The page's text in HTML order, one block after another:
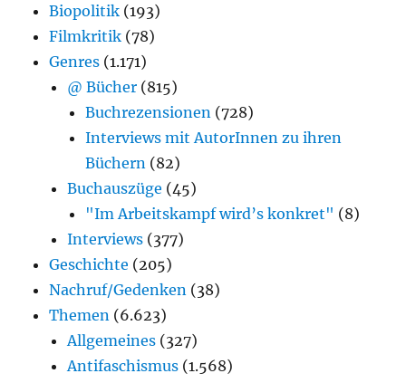
Biopolitik (193)
Filmkritik (78)
Genres (1.171)
@ Bücher (815)
Buchrezensionen (728)
Interviews mit AutorInnen zu ihren
Büchern (82)
Buchauszüge (45)
"Im Arbeitskampf wird’s konkret" (8)
Interviews (377)
Geschichte (205)
Nachruf/Gedenken (38)
Themen (6.623)
Allgemeines (327)
Antifaschismus (1.568)